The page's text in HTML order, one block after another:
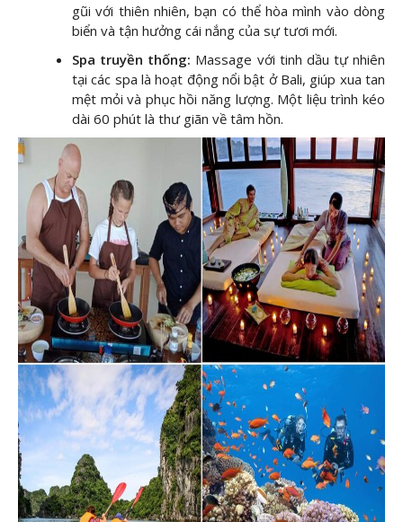
gũi với thiên nhiên, bạn có thể hòa mình vào dòng
biển và tận hưởng cái nắng của sự tươi mới.
Spa truyền thống: Massage với tinh dầu tự nhiên
tại các spa là hoạt động nổi bật ở Bali, giúp xua tan
mệt mỏi và phục hồi năng lượng. Một liệu trình kéo
dài 60 phút là thư giãn về tâm hồn.